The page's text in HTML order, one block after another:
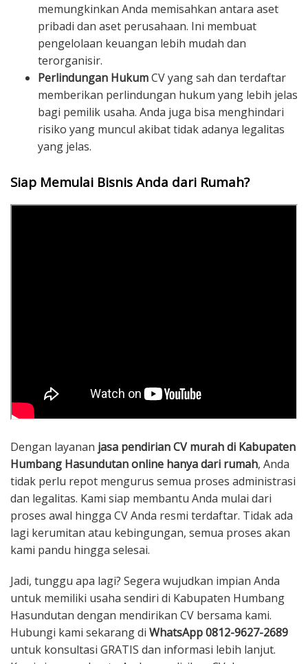
memungkinkan Anda memisahkan antara aset
pribadi dan aset perusahaan. Ini membuat
pengelolaan keuangan lebih mudah dan
terorganisir.
Perlindungan HukumCV yang sah dan terdaftar
memberikan perlindungan hukum yang lebih jelas
bagi pemilik usaha. Anda juga bisa menghindari
risiko yang muncul akibat tidak adanya legalitas
yang jelas.
Siap Memulai Bisnis Anda dari Rumah?
Dengan layanan jasa pendirian CV murah di Kabupaten
Humbang Hasundutan online hanya dari rumah, Anda
tidak perlu repot mengurus semua proses administrasi
dan legalitas. Kami siap membantu Anda mulai dari
proses awal hingga CV Anda resmi terdaftar. Tidak ada
lagi kerumitan atau kebingungan, semua proses akan
kami pandu hingga selesai.
Jadi, tunggu apa lagi? Segera wujudkan impian Anda
untuk memiliki usaha sendiri di Kabupaten Humbang
Hasundutan dengan mendirikan CV bersama kami.
Hubungi kami sekarang di WhatsApp 0812-9627-2689
untuk konsultasi GRATIS dan informasi lebih lanjut.